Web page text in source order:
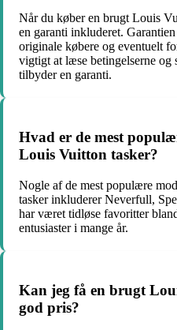
Når du køber en brugt Louis
en garanti inkluderet.
originale købere og eventuelt
vigtigt at læse betingelserne og
tilbyder en garanti.
Hvad er de mest
Louis Vuitton tasker?
Nogle af de mest populære
tasker inkluderer Neverfull,
har været tidløse favoritter
entusiaster i mange år.
Kan jeg få en brugt
god pris?